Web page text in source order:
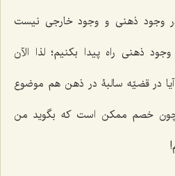
وجود ذهنی و وجود خارجی نیست
ذهنی راه پیدا بکنیم؛ لذا الآن
در قضیّه سالبۀ در ذهن هم موضوع
چون خصم ممکن است که بگوید من